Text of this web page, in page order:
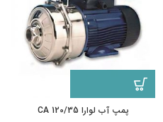
پمپ آب لوارا CA 120/35